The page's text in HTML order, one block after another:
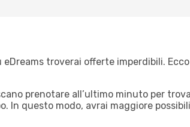
troverai offerte imperdibili.
prenotare all’ultimo minuto per
In questo modo, avrai maggiore